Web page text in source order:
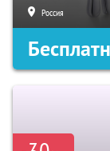
Россия